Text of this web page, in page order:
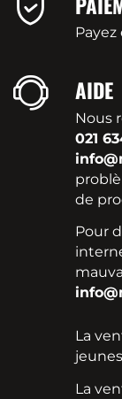
AIDE
Nous
021
de
Pour
La
La